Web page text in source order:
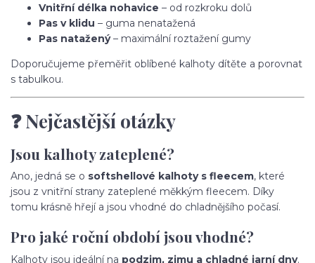
Vnitřní délka nohavice – od rozkroku dolů
Pas v klidu – guma nenatažená
Pas natažený– maximální roztažení gumy
Doporučujeme přeměřit oblíbené kalhoty dítěte a porovnat
s tabulkou.
❓ Nejčastější otázky
Jsou kalhoty zateplené?
Ano, jedná se o softshellové kalhoty s fleecem, které
jsou z vnitřní strany zateplené měkkým fleecem. Díky
tomu krásně hřejí a jsou vhodné do chladnějšího počasí.
Pro jaké roční období jsou vhodné?
Kalhoty jsou ideální na podzim, zimu a chladné jarní dny.